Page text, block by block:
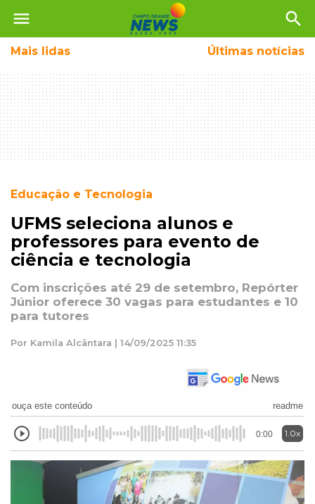
menu search
Mais lidas Últimas notícias
Educação e Tecnologia
UFMS seleciona alunos e
professores para evento de
ciência e tecnologia
Com inscrições até 29 de setembro, Repórter
Júnior oferece 30 vagas para estudantes e 10
para tutores
Por Kamila Alcântara | 14/09/2025 11:35
ouça este conteúdo readme
0:00 1.0x